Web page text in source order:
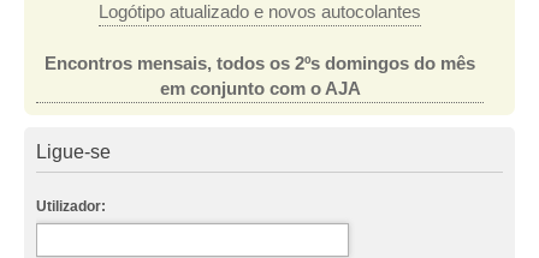
Logótipo atualizado e novos autocolantes
Encontros mensais, todos os 2ºs domingos do mês
em conjunto com o AJA
Ligue-se
Utilizador: